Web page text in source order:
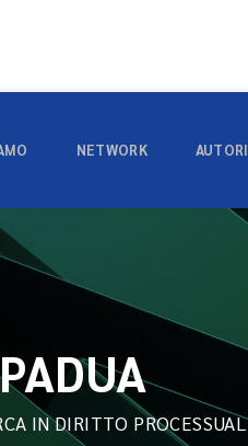
NETWORK AUTORI
IN DIRITTO